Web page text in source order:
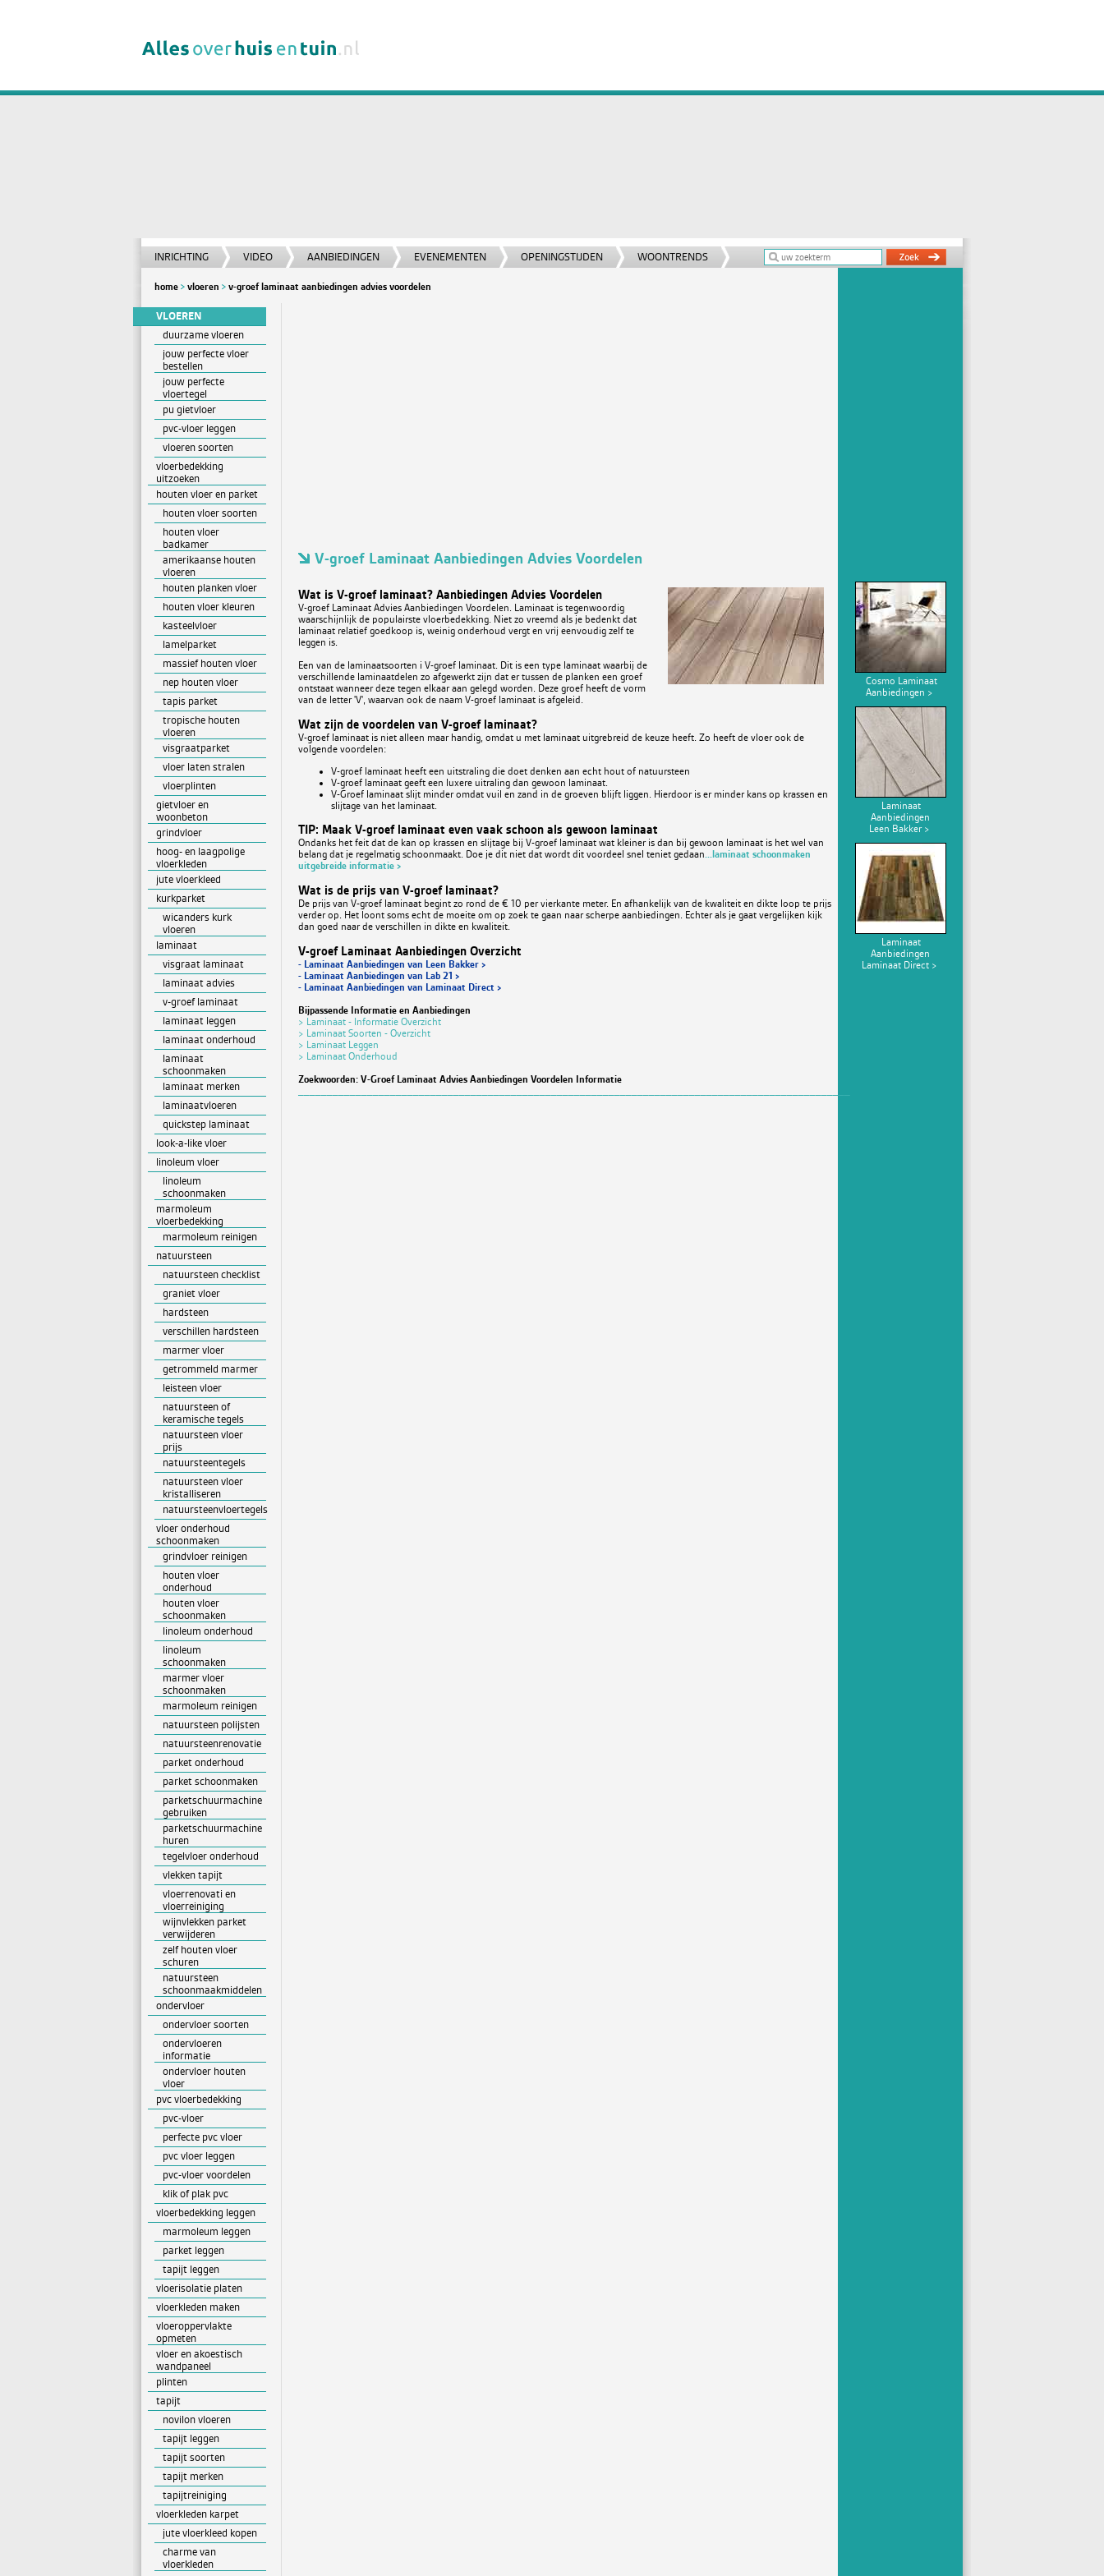
INRICHTING VIDEO AANBIEDINGEN EVENEMENTEN OPENINGSTIJDEN WOONTRENDS
home vloeren v-groef laminaat aanbiedingen advies voordelen
V-groef Laminaat Aanbiedingen Advies Voordelen
Cosmo Laminaat
Aanbiedingen >
Laminaat
Aanbiedingen
Leen Bakker >
Laminaat
Aanbiedingen
Laminaat Direct >
Wat is V-groef laminaat? Aanbiedingen Advies Voordelen
V-groef Laminaat Advies Aanbiedingen Voordelen. Laminaat is tegenwoordig
waarschijnlijk de populairste vloerbedekking. Niet zo vreemd als je bedenkt dat
laminaat relatief goedkoop is, weinig onderhoud vergt en vrij eenvoudig zelf te
leggen is.
Een van de laminaatsoorten i V-groef laminaat. Dit is een type laminaat waarbij de
verschillende laminaatdelen zo afgewerkt zijn dat er tussen de planken een groef
ontstaat wanneer deze tegen elkaar aan gelegd worden. Deze groef heeft de vorm
van de letter 'V', waarvan ook de naam V-groef laminaat is afgeleid.
Wat zijn de voordelen van V-groef laminaat?
V-groef laminaat is niet alleen maar handig, omdat u met laminaat uitgrebreid de keuze heeft. Zo heeft de vloer ook de
volgende voordelen:
V-groef laminaat heeft een uitstraling die doet denken aan echt hout of natuursteen
V-groef laminaat geeft een luxere uitraling dan gewoon laminaat.
V-Groef laminaat slijt minder omdat vuil en zand in de groeven blijft liggen. Hierdoor is er minder kans op krassen en
slijtage van het laminaat.
TIP: Maak V-groef laminaat even vaak schoon als gewoon laminaat
Ondanks het feit dat de kan op krassen en slijtage bij V-groef laminaat wat kleiner is dan bij gewoon laminaat is het wel van
belang dat je regelmatig schoonmaakt. Doe je dit niet dat wordt dit voordeel snel teniet gedaan...laminaat schoonmaken
uitgebreide informatie >
Wat is de prijs van V-groef laminaat?
De prijs van V-groef laminaat begint zo rond de € 10 per vierkante meter. En afhankelijk van de kwaliteit en dikte loop te prijs
verder op. Het loont soms echt de moeite om op zoek te gaan naar scherpe aanbiedingen. Echter als je gaat vergelijken kijk
dan goed naar de verschillen in dikte en kwaliteit.
V-groef Laminaat Aanbiedingen Overzicht
- Laminaat Aanbiedingen van Leen Bakker >
- Laminaat Aanbiedingen van Lab 21 >
- Laminaat Aanbiedingen van Laminaat Direct >
Bijpassende Informatie en Aanbiedingen
> Laminaat - Informatie Overzicht
> Laminaat Soorten - Overzicht
> Laminaat Leggen
> Laminaat Onderhoud
Zoekwoorden: V-Groef Laminaat Advies Aanbiedingen Voordelen Informatie
VLOEREN
duurzame vloeren
jouw perfecte vloer
bestellen
jouw perfecte
vloertegel
pu gietvloer
pvc-vloer leggen
vloeren soorten
vloerbedekking
uitzoeken
houten vloer en parket
houten vloer soorten
houten vloer
badkamer
amerikaanse houten
vloeren
houten planken vloer
houten vloer kleuren
kasteelvloer
lamelparket
massief houten vloer
nep houten vloer
tapis parket
tropische houten
vloeren
visgraatparket
vloer laten stralen
vloerplinten
gietvloer en
woonbeton
grindvloer
hoog- en laagpolige
vloerkleden
jute vloerkleed
kurkparket
wicanders kurk
vloeren
laminaat
visgraat laminaat
laminaat advies
v-groef laminaat
laminaat leggen
laminaat onderhoud
laminaat
schoonmaken
laminaat merken
laminaatvloeren
quickstep laminaat
look-a-like vloer
linoleum vloer
linoleum
schoonmaken
marmoleum
vloerbedekking
marmoleum reinigen
natuursteen
natuursteen checklist
graniet vloer
hardsteen
verschillen hardsteen
marmer vloer
getrommeld marmer
leisteen vloer
natuursteen of
keramische tegels
natuursteen vloer
prijs
natuursteentegels
natuursteen vloer
kristalliseren
natuursteenvloertegels
vloer onderhoud
schoonmaken
grindvloer reinigen
houten vloer
onderhoud
houten vloer
schoonmaken
linoleum onderhoud
linoleum
schoonmaken
marmer vloer
schoonmaken
marmoleum reinigen
natuursteen polijsten
natuursteenrenovatie
parket onderhoud
parket schoonmaken
parketschuurmachine
gebruiken
parketschuurmachine
huren
tegelvloer onderhoud
vlekken tapijt
vloerrenovati en
vloerreiniging
wijnvlekken parket
verwijderen
zelf houten vloer
schuren
natuursteen
schoonmaakmiddelen
ondervloer
ondervloer soorten
ondervloeren
informatie
ondervloer houten
vloer
pvc vloerbedekking
pvc-vloer
perfecte pvc vloer
pvc vloer leggen
pvc-vloer voordelen
klik of plak pvc
vloerbedekking leggen
marmoleum leggen
parket leggen
tapijt leggen
vloerisolatie platen
vloerkleden maken
vloeroppervlakte
opmeten
vloer en akoestisch
wandpaneel
plinten
tapijt
novilon vloeren
tapijt leggen
tapijt soorten
tapijt merken
tapijtreiniging
vloerkleden karpet
jute vloerkleed kopen
charme van
vloerkleden